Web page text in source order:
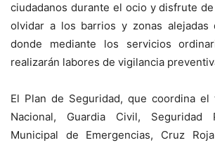
ciudadanos durante el ocio y disfrute
olvidar a los barrios y zonas alejadas
donde mediante los servicios
realizarán labores de vigilancia
El Plan de Seguridad, que coordina el
Nacional, Guardia Civil, Seguridad
Municipal de Emergencias, Cruz